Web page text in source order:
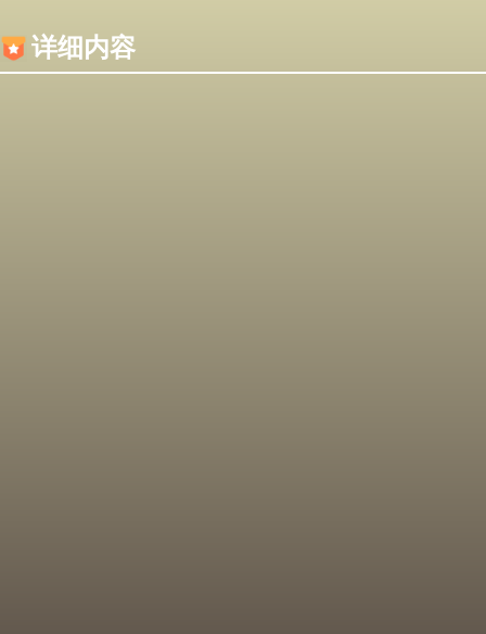
详细内容